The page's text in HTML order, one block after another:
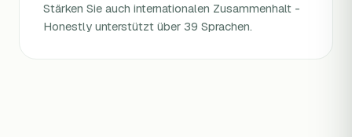
Stärken Sie auch internationalen Zusammenhalt -
Honestly unterstützt über 39 Sprachen.